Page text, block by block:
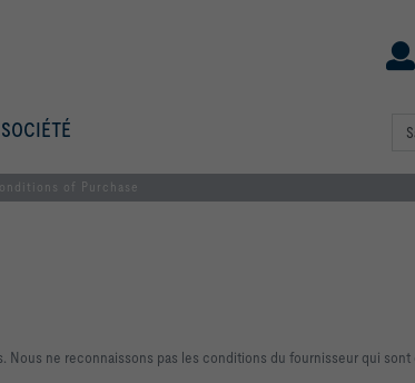
SOCIÉTÉ
of Purchase
ne reconnaissons pas les conditions du fournisseur qui